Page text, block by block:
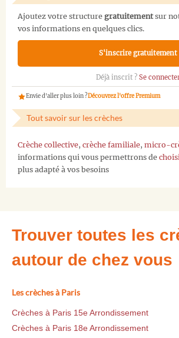
Ajoutez votre structure gratuitementsur
vos informations en quelques clics.
S'inscrire gratuitement
Déjà inscrit ? Se
Envie d'aller plus loin ?Découvrez l'offre Premium
Tout savoir sur les crèches
Crèche collective, crèche familiale, micro-
informations qui vous permettrons de
plus adapté à vos besoins
Trouver toutes les
autour de chez vous
Les crèches à Paris
Crèches à Paris 15e Arrondissement
Crèches à Paris 18e Arrondissement